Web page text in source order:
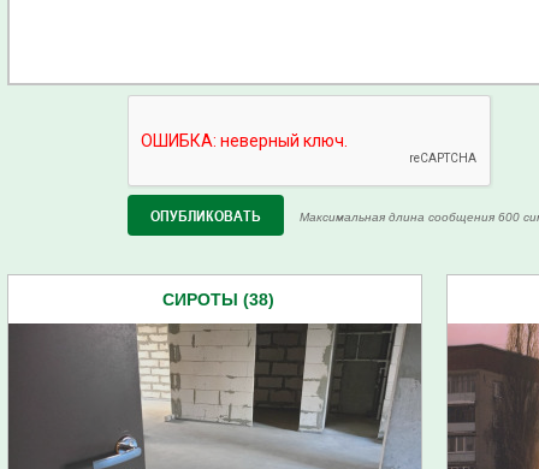
Максимальная длина сообщения 600
СИРОТЫ (38)